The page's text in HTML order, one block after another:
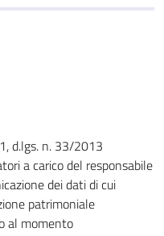
d.lgs. n. 33/2013
a carico del responsabile
dei dati di cui
patrimoniale
al momento